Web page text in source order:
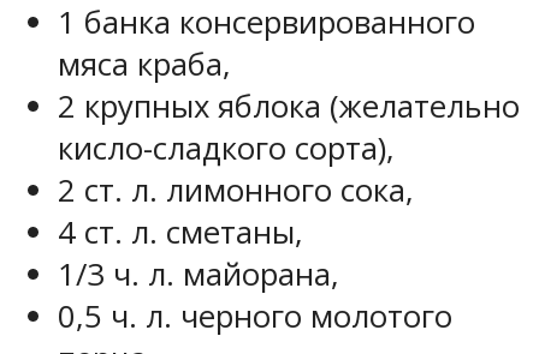
1 банка консервированного
мяса краба,
2 крупных яблока (желательно
кисло-сладкого сорта),
2 ст. л. лимонного сока,
4 ст. л. сметаны,
1/3 ч. л. майорана,
0,5 ч. л. черного молотого